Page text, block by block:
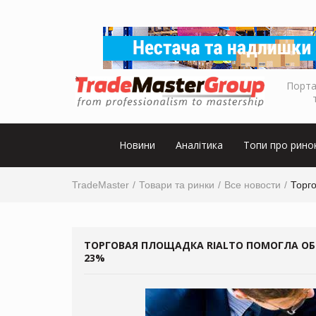
Новини Аналітика Топи про
TradeMaster Товари та ринки Все новости
ТОРГОВАЯ ПЛОЩАДКА RIALTO ПОМОГЛА
23%